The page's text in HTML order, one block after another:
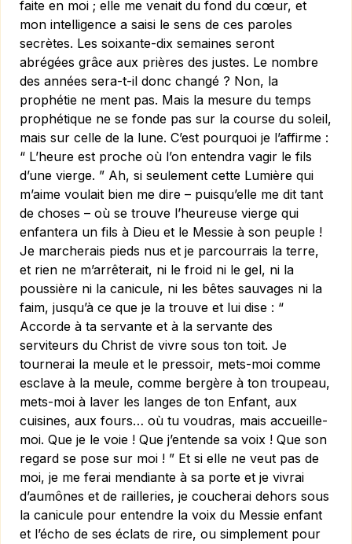
faite en moi ; elle me venait du fond du cœur, et
mon intelligence a saisi le sens de ces paroles
secrètes. Les soixante-dix semaines seront
abrégées grâce aux prières des justes. Le nombre
des années sera-t-il donc changé ? Non, la
prophétie ne ment pas. Mais la mesure du temps
prophétique ne se fonde pas sur la course du soleil,
mais sur celle de la lune. C’est pourquoi je l’affirme :
“ L’heure est proche où l’on entendra vagir le fils
d’une vierge. ” Ah, si seulement cette Lumière qui
m’aime voulait bien me dire – puisqu’elle me dit tant
de choses – où se trouve l’heureuse vierge qui
enfantera un fils à Dieu et le Messie à son peuple !
Je marcherais pieds nus et je parcourrais la terre,
et rien ne m’arrêterait, ni le froid ni le gel, ni la
poussière ni la canicule, ni les bêtes sauvages ni la
faim, jusqu’à ce que je la trouve et lui dise : “
Accorde à ta servante et à la servante des
serviteurs du Christ de vivre sous ton toit. Je
tournerai la meule et le pressoir, mets-moi comme
esclave à la meule, comme ber­gère à ton troupeau,
mets-moi à laver les langes de ton Enfant, aux
cuisines, aux fours… où tu voudras, mais accueille-
moi. Que je le voie ! Que j’entende sa voix ! Que son
regard se pose sur moi ! ” Et si elle ne veut pas de
moi, je me ferai mendiante à sa porte et je vivrai
d’aumônes et de railleries, je coucherai dehors sous
la canicule pour entendre la voix du Messie enfant
et l’écho de ses éclats de rire, ou simplement pour